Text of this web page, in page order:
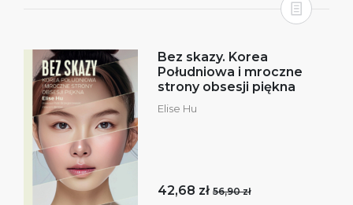
Bez skazy. Korea
Południowa i mroczne
strony obsesji piękna
Elise Hu
42,68 zł 56,90 zł